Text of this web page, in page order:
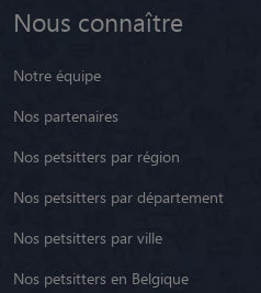
Nous connaître
Notre équipe
Nos partenaires
Nos petsitters par région
Nos petsitters par département
Nos petsitters par ville
Nos petsitters en Belgique